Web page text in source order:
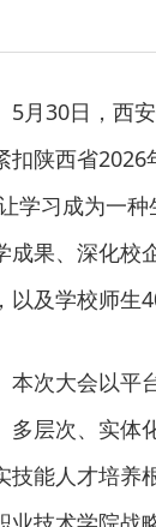
5月30日，西
扣陕西省2026
学习成为一
成果、深化校
以及学校师生
本次大会以平
多层次、实体
技能人才培养